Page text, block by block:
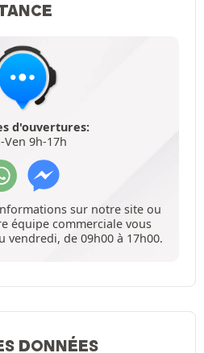
d'ouvertures:
Ven 9h-17h
sur notre site ou
équipe commerciale vous
vendredi, de 09h00 à 17h00.
DONNÉES